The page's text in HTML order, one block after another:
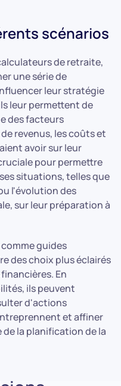
scénarios
de retraite,
une série de
leur stratégie
leur permettent de
des facteurs
revenus, les coûts et
avoir sur leur
pour permettre
situations, telles que
l'évolution des
sur leur préparation à
guides
des choix plus éclairés
En
ils peuvent
d'actions
et affiner
la planification de la